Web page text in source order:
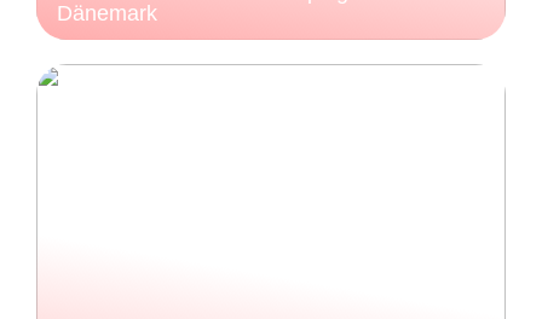
Dänemark